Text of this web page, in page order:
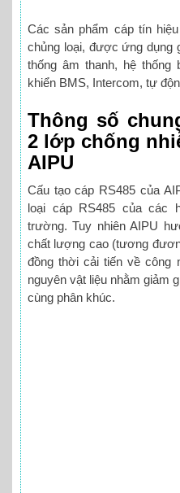
Các sản phẩm cáp tín
chủng loại, được ứng dụng
thống âm thanh, hệ thống
khiển BMS, Intercom, tự
Thông số
2 lớp chống
AIPU
Cấu tạo cáp RS485 của
loại cáp RS485 của các
trường. Tuy nhiên AIPU
chất lượng cao (tương
đồng thời cải tiến về công
nguyên vật liệu nhằm giảm
cùng phân khúc.